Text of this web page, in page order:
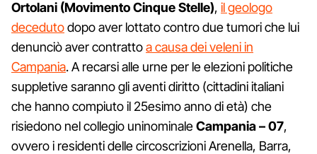
Ortolani (Movimento Cinque Stelle), il geologo
decedutodopo aver lottato contro due tumori che lui
denunciò aver contrattoa causa dei veleni in
Campania. A recarsi alle urne per le elezioni politiche
suppletive saranno gli aventi diritto (cittadini italiani
che hanno compiuto il 25esimo anno di età) che
risiedono nel collegio uninominaleCampania – 07,
ovvero i residenti delle circoscrizioni Arenella, Barra,